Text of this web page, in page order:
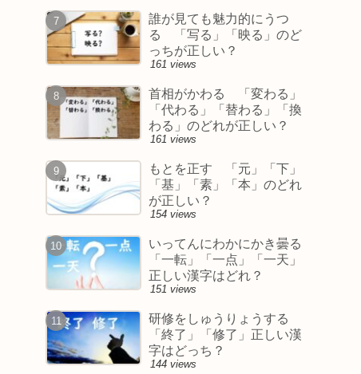
誰が見ても魅力的にうつ
る 「写る」「映る」のど
っちが正しい？
161 views
首相がかわる 「変わる」
「代わる」「替わる」「換
わる」のどれが正しい？
161 views
もとを正す 「元」「下」
「基」「素」「本」のどれ
が正しい？
154 views
いってんにわかにかき曇る
「一転」「一点」「一天」
正しい漢字はどれ？
151 views
研修をしゅうりょうする
「終了」「修了」正しい漢
字はどっち？
144 views